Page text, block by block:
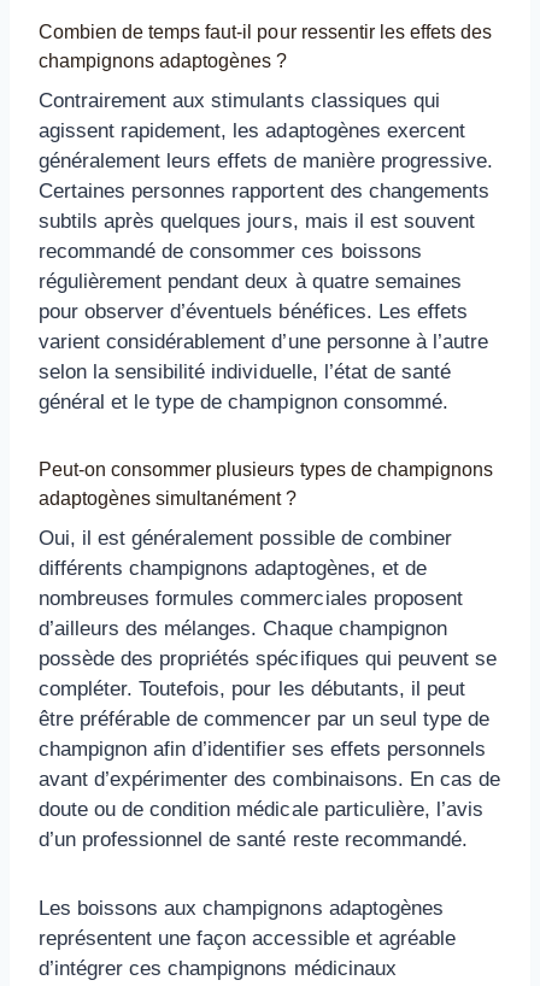
Combien de temps faut-il pour ressentir les effets des
champignons adaptogènes ?
Contrairement aux stimulants classiques qui
agissent rapidement, les adaptogènes exercent
généralement leurs effets de manière progressive.
Certaines personnes rapportent des changements
subtils après quelques jours, mais il est souvent
recommandé de consommer ces boissons
régulièrement pendant deux à quatre semaines
pour observer d’éventuels bénéfices. Les effets
varient considérablement d’une personne à l’autre
selon la sensibilité individuelle, l’état de santé
général et le type de champignon consommé.
Peut-on consommer plusieurs types de champignons
adaptogènes simultanément ?
Oui, il est généralement possible de combiner
différents champignons adaptogènes, et de
nombreuses formules commerciales proposent
d’ailleurs des mélanges. Chaque champignon
possède des propriétés spécifiques qui peuvent se
compléter. Toutefois, pour les débutants, il peut
être préférable de commencer par un seul type de
champignon afin d’identifier ses effets personnels
avant d’expérimenter des combinaisons. En cas de
doute ou de condition médicale particulière, l’avis
d’un professionnel de santé reste recommandé.
Les boissons aux champignons adaptogènes
représentent une façon accessible et agréable
d’intégrer ces champignons médicinaux